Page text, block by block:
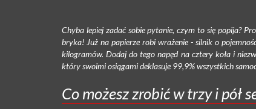
Chyba lepiej zadać sobie pytanie, czym to się popija?
bryka! Już na papierze robi wrażenie - silnik o
kilogramów. Dodaj do tego napęd na cztery koła i
który swoimi osiągami deklasuje 99,9% wszystkich
Co możesz zrobić w trzy i pół